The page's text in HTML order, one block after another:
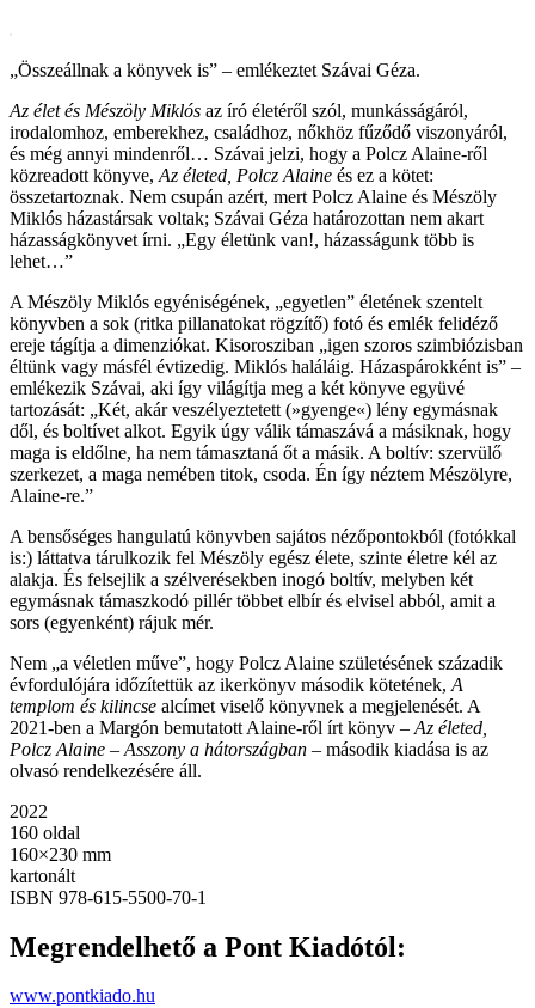
„Összeállnak a könyvek is” – emlékeztet Szávai Géza.
Az élet és Mészöly Miklós az író életéről szól, munkásságáról,
irodalomhoz, emberekhez, családhoz, nőkhöz fűződő viszonyáról,
és még annyi mindenről… Szávai jelzi, hogy a Polcz Alaine-ről
közreadott könyve, Az életed, Polcz Alaine és ez a kötet:
összetartoznak. Nem csupán azért, mert Polcz Alaine és Mészöly
Miklós házastársak voltak; Szávai Géza határozottan nem akart
házasságkönyvet írni. „Egy életünk van!, házasságunk több is
lehet…”
A Mészöly Miklós egyéniségének, „egyetlen” életének szentelt
könyvben a sok (ritka pillanatokat rögzítő) fotó és emlék felidéző
ereje tágítja a dimenziókat. Kisorosziban „igen szoros szimbiózisban
éltünk vagy másfél évtizedig. Miklós haláláig. Házaspárokként is” –
emlékezik Szávai, aki így világítja meg a két könyve együvé
tartozását: „Két, akár veszélyeztetett (»gyenge«) lény egymásnak
dől, és boltívet alkot. Egyik úgy válik támaszává a másiknak, hogy
maga is eldőlne, ha nem támasztaná őt a másik. A boltív: szervülő
szerkezet, a maga nemében titok, csoda. Én így néztem Mészölyre,
Alaine-re.”
A bensőséges hangulatú könyvben sajátos nézőpontokból (fotókkal
is:) láttatva tárulkozik fel Mészöly egész élete, szinte életre kél az
alakja. És felsejlik a szélverésekben inogó boltív, melyben két
egymásnak támaszkodó pillér többet elbír és elvisel abból, amit a
sors (egyenként) rájuk mér.
Nem „a véletlen műve”, hogy Polcz Alaine születésének századik
évfordulójára időzítettük az ikerkönyv második kötetének, A
templom és kilincse alcímet viselő könyvnek a megjelenését. A
2021-ben a Margón bemutatott Alaine-ről írt könyv – Az életed,
Polcz Alaine – Asszony a hátországban – második kiadása is az
olvasó rendelkezésére áll.
2022
160 oldal
160×230 mm
kartonált
ISBN 978-615-5500-70-1
Megrendelhető a Pont Kiadótól:
www.pontkiado.hu